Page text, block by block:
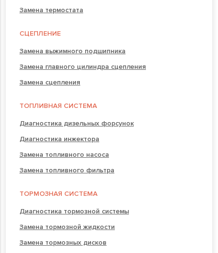
Замена термостата
СЦЕПЛЕНИЕ
Замена выжимного подшипника
Замена главного цилиндра сцепления
Замена сцепления
ТОПЛИВНАЯ СИСТЕМА
Диагностика дизельных форсунок
Диагностика инжектора
Замена топливного насоса
Замена топливного фильтра
ТОРМОЗНАЯ СИСТЕМА
Диагностика тормозной системы
Замена тормозной жидкости
Замена тормозных дисков